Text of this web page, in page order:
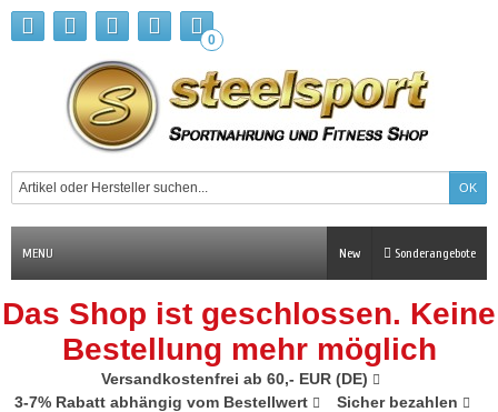
0
MENU Sonderangebote
New
Das Shop ist geschlossen. Keine
Bestellung mehr möglich
Versandkostenfrei ab 60,- EUR (DE)
3-7% Rabatt abhängig vom Bestellwert
Sicher bezahlen